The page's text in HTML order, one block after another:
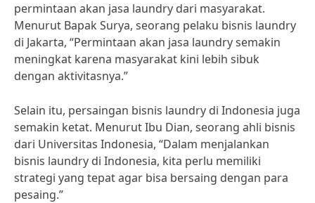
permintaan akan jasa laundry dari masyarakat.
Menurut Bapak Surya, seorang pelaku bisnis laundry
di Jakarta, “Permintaan akan jasa laundry semakin
meningkat karena masyarakat kini lebih sibuk
dengan aktivitasnya.”
Selain itu, persaingan bisnis laundry di Indonesia juga
semakin ketat. Menurut Ibu Dian, seorang ahli bisnis
dari Universitas Indonesia, “Dalam menjalankan
bisnis laundry di Indonesia, kita perlu memiliki
strategi yang tepat agar bisa bersaing dengan para
pesaing.”